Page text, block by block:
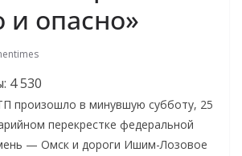
и опасно»
4 530
произошло в минувшую субботу, 25
перекрестке федеральной
— Омск и дороги Ишим-Лозовое